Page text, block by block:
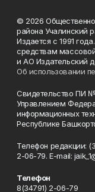
© 2026
района Учалинский
Издается с 1991
средствам
и АО Издательский
Об использовании
Свидетельство ПИ №
Управлением
информационных
Республике
Телефон редакции:
2-06-79. Е-mаil:
Телефон
8(34791) 2-06-79